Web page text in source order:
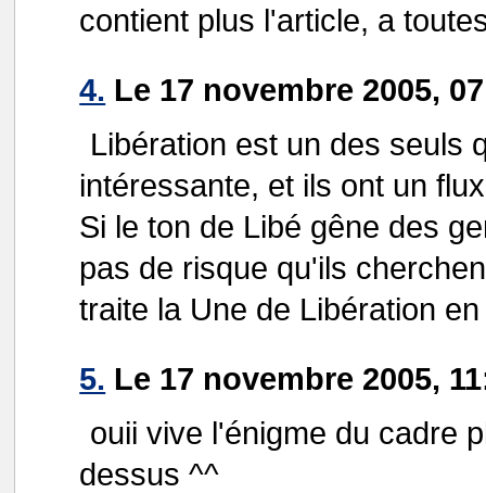
contient plus l'article, a
4. Le 17 novembre 2005,
Libération est un des seuls
intéressante, et ils ont un
Si le ton de Libé gêne des
pas de risque qu'ils
traite la Une de Libération
5. Le 17 novembre 2005,
ouii vive l'énigme du cadre
dessus ^^